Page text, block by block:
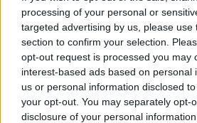
processing of your personal or
targeted advertising by us, please use
section to confirm your selection.
opt-out request is processed you may
interest-based ads based on personal
us or personal information disclosed
your opt-out. You may separately opt-
disclosure of your personal
κεταμίνη που βρέθηκε ήταν
εκείνη που βρέθηκε σε
θανάτων με την ουσία αυτή